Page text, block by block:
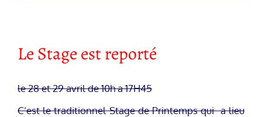
Le Stage est reporté
le 28 et 29 avril de 10h a 17H45
C’est le traditionnel Stage de Printemps qui a lieu